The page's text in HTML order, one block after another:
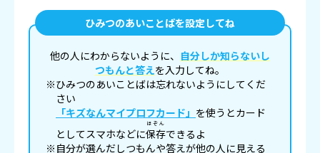
ひみつのあいことばを設定してね
他の人にわからないように、 自分しか知らないし
つもんと答えを入力してね。
※ひみつのあいことばは忘れないようにしてくだ
さい
「キズなんマイプロフカード」 を使うとカード
としてスマホなどに保存
ほぞん
できるよ
※自分が選んだしつもんや答えが他の人に見える